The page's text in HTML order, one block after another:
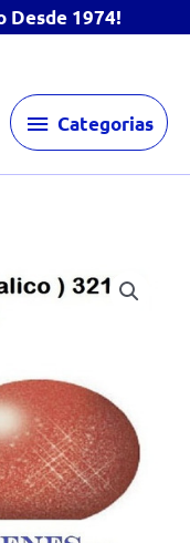
Desde 1974!
Categorias
Categorias